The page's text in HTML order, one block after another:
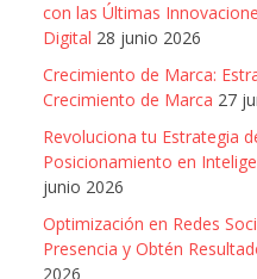
con las Últimas
Digital 28 junio 2026
Crecimiento de Marca:
Crecimiento de Marca 27
Revoluciona tu Estrategia
Posicionamiento en
junio 2026
Optimización en Redes
Presencia y Obtén
2026